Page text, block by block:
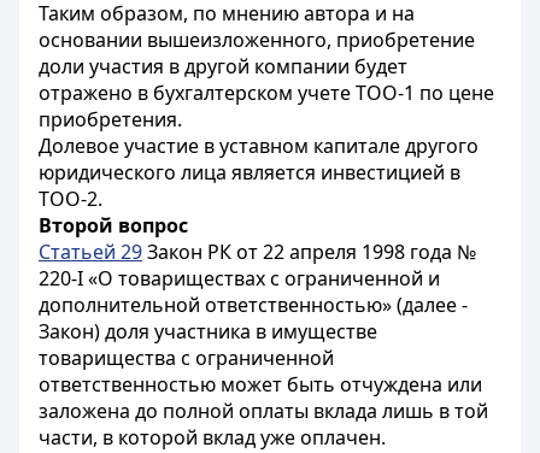
Таким образом, по мнению автора и на
основании вышеизложенного, приобретение
доли участия в другой компании будет
отражено в бухгалтерском учете ТОО-1 по цене
приобретения.
Долевое участие в уставном капитале другого
юридического лица является инвестицией в
ТОО-2.
Второй вопрос
Статьей 29Закон РК от 22 апреля 1998 года №
220-I «О товариществах с ограниченной и
дополнительной ответственностью» (далее -
Закон) доля участника в имуществе
товарищества с ограниченной
ответственностью может быть отчуждена или
заложена до полной оплаты вклада лишь в той
части, в которой вклад уже оплачен.